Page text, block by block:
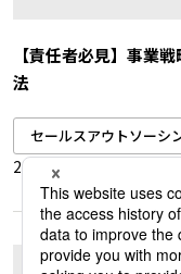
【責任者必見】事業
法
セールスアウトソーシ
2026.06.19